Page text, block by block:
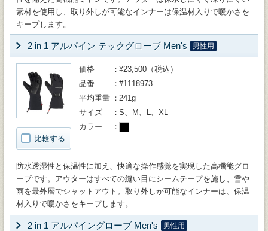
素材を使用し、取り外しが可能なインナーは保温材入りで暖かさを
キープします。
2 in 1 アルパイン テックグローブ Men's 男性用
比較する
価格
¥23,500（税込）
品番
#1118973
平均重量
241g
サイズ
S、M、L、XL
カラー
防水透湿性と保温性に加え、快適な操作感覚を実現した高機能グロ
ーブです。アウターはすべての縫い目にシームテープを施し、雪や
雨を最外層でシャットアウト。取り外しが可能なインナーは、保温
材入りで暖かさをキープします。
2 in 1 アルパイングローブ Men's 男性用